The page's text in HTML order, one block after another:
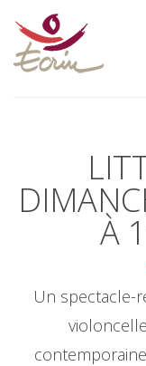
À
Un spectacle-